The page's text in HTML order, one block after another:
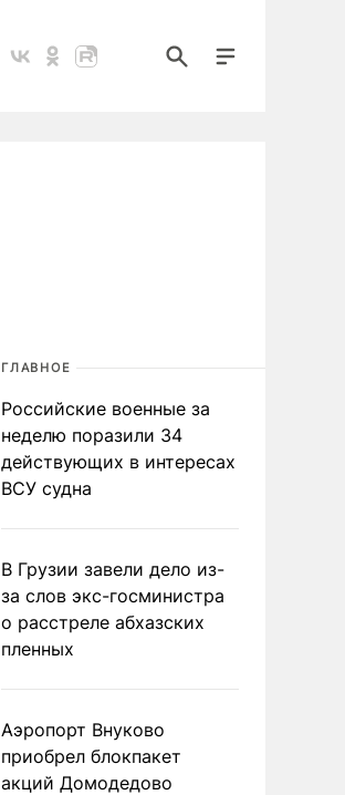
ГЛАВНОЕ
Российские военные за
неделю поразили 34
действующих в интересах
ВСУ судна
В Грузии завели дело из-
за слов экс-госминистра
о расстреле абхазских
пленных
Аэропорт Внуково
приобрел блокпакет
акций Домодедово